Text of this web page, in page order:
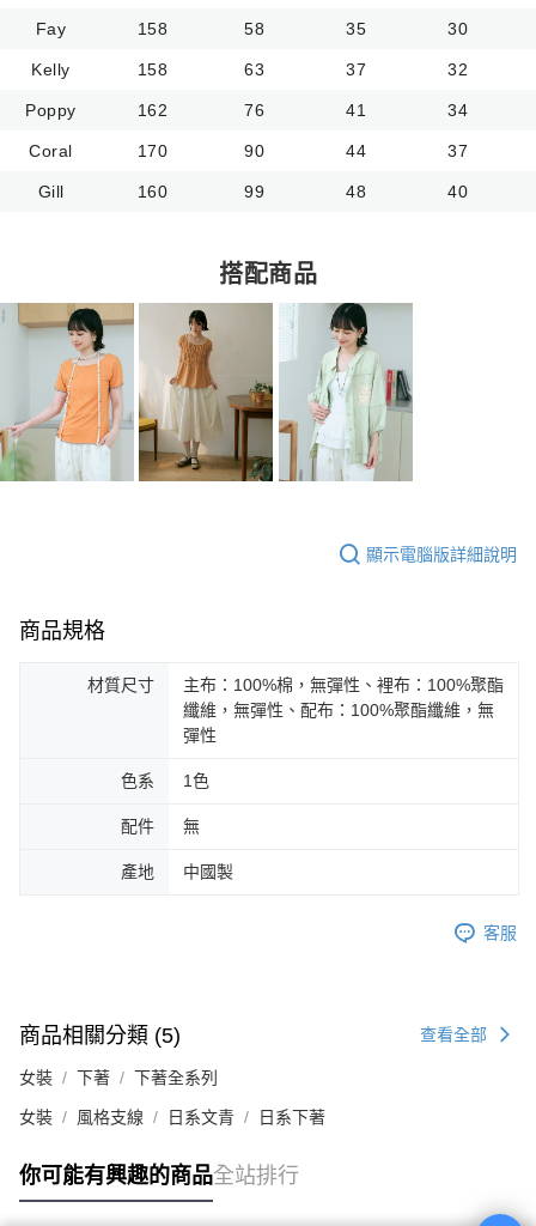
Fay 158 58 35 30
Kelly 158 63 37 32
Poppy 162 76 41 34
Coral 170 90 44 37
Gill 160 99 48 40
搭配商品
顯示電腦版詳細說明
商品規格
材質尺寸
主布：100%棉，無彈性、裡布：100%聚酯
纖維，無彈性、配布：100%聚酯纖維，無
彈性
色系 1色
配件 無
產地 中國製
客服
商品相關分類 (5) 查看全部
女裝 下著 下著全系列
女裝 風格支線 日系文青 日系下著
你可能有興趣的商品全站排行